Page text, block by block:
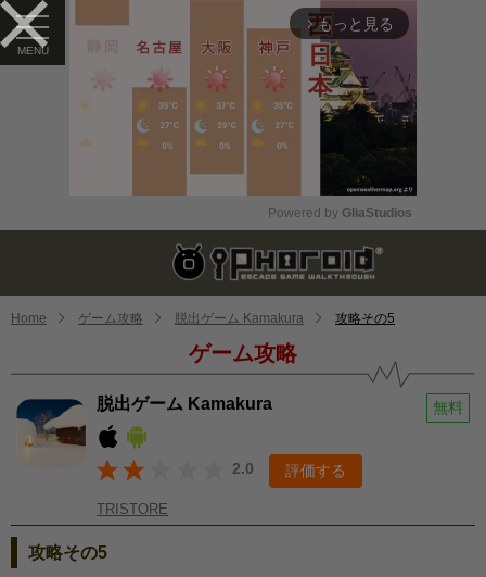
arrow_forward_ios もっと見る
Mute
Powered by GliaStudios
Home ゲーム攻略 脱出ゲーム Kamakura 攻略その5
ゲーム攻略
脱出ゲーム Kamakura 無料
2.0 評価する
TRISTORE
攻略その5